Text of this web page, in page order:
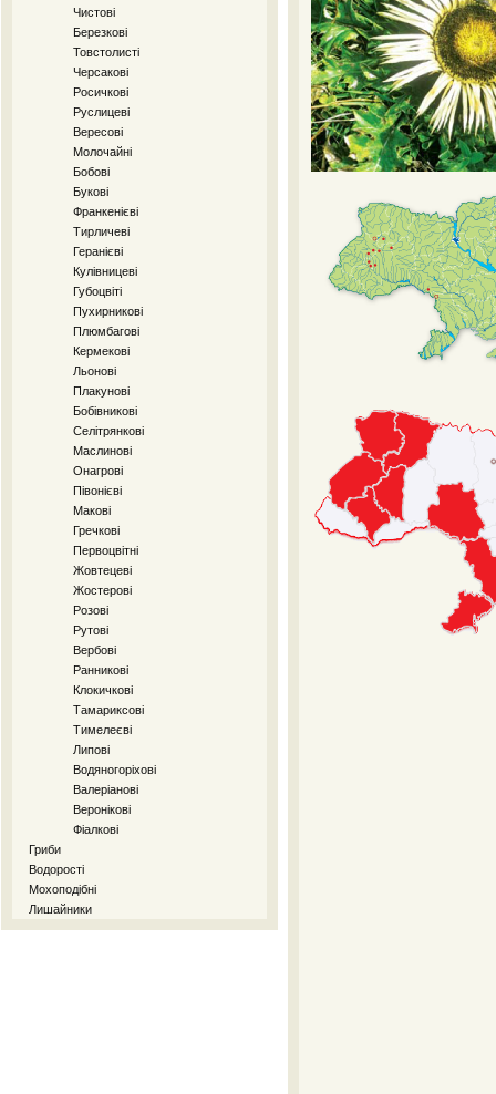
Чистові
Березкові
Товстолисті
Черсакові
Росичкові
Руслицеві
Вересові
Молочайні
Бобові
Букові
Франкенієві
Тирличеві
Геранієві
Кулівницеві
Губоцвіті
Пухирникові
Плюмбагові
Кермекові
Льонові
Плакунові
Бобівникові
Селітрянкові
Маслинові
Онагрові
Півонієві
Макові
Гречкові
Первоцвітні
Жовтецеві
Жостерові
Розові
Рутові
Вербові
Ранникові
Клокичкові
Тамариксові
Тимелеєві
Липові
Водяногоріхові
Валеріанові
Веронікові
Фіалкові
Гриби
Водорості
Мохоподібні
Лишайники